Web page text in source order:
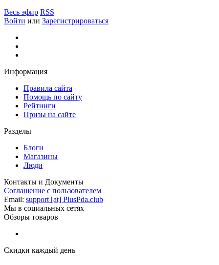
Весь эфир RSS
Войти или Зарегистрироваться
Информация
Правила сайта
Помощь по сайту
Рейтинги
Призы на сайте
Разделы
Блоги
Магазины
Люди
Контакты и Документы
Соглашение с пользователем
Email: support [at] PlusPda.club
Мы в социальных сетях
Обзоры товаров
Скидки каждый день